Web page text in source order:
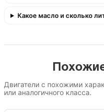
Какое масло и сколько
Двигатели с похожими
или аналогичного класса.